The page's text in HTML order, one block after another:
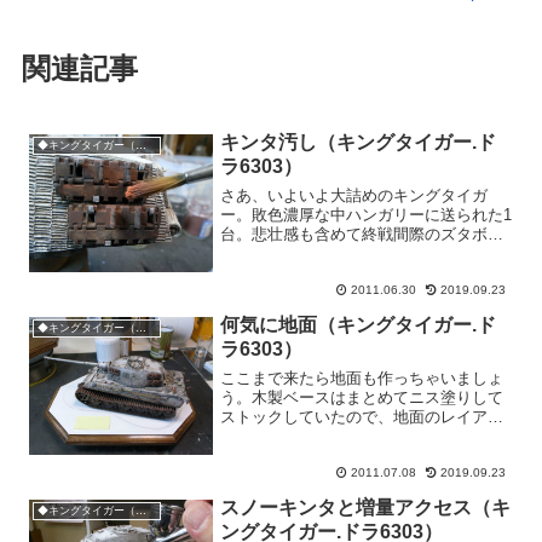
関連記事
◆キングタイガー（ツィメリット
キンタ汚し（キングタイガー.ド
ラ6303）
さあ、いよいよ大詰めのキングタイガ
ー。敗色濃厚な中ハンガリーに送られた1
台。悲壮感も含めて終戦間際のズタボロ
できたらなぁ〜。。。。なんて。と、言
いつつも作業は細かくチマ...
2011.06.30 2019.09.23
◆キングタイガー（ツィメリット
何気に地面（キングタイガー.ド
ラ6303）
ここまで来たら地面も作っちゃいましょ
う。木製ベースはまとめてニス塗りして
ストックしていたので、地面のレイアウ
り塗ってリアルサンドを撒いて・・・よ
し、できた！地面部分の立...
2011.07.08 2019.09.23
◆キングタイガー（ツィメリット
スノーキンタと増量アクセス（キ
ングタイガー.ドラ6303）